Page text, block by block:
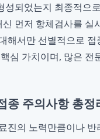
되었는지 최종적으
먼저 항체검사를
해서만 선별적으로
심 가치이며, 많은
종 주의사항 총정
진의 노력만큼이나